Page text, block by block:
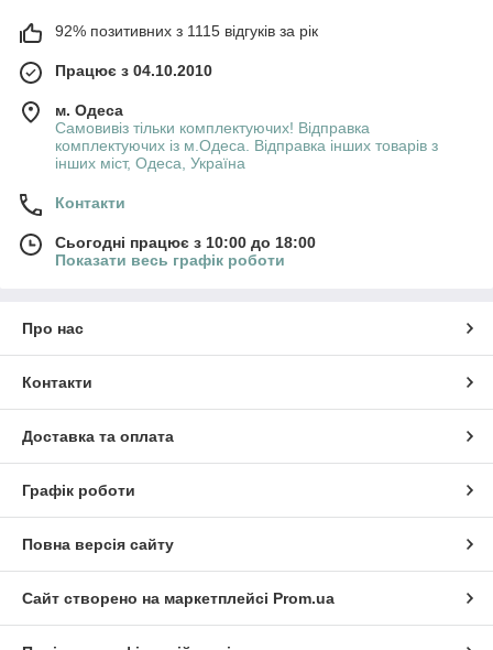
92% позитивних з 1115 відгуків за рік
Працює з 04.10.2010
м. Одеса
Самовивіз тільки комплектуючих! Відправка
комплектуючих із м.Одеса. Відправка інших товарів з
інших міст, Одеса, Україна
Контакти
Сьогодні працює з 10:00 до 18:00
Показати весь графік роботи
Про нас
Контакти
Доставка та оплата
Графік роботи
Повна версія сайту
Сайт створено на маркетплейсі Prom.ua